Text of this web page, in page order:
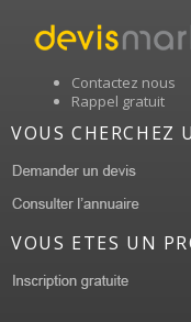
Contactez nous
Rappel gratuit
VOUS CHERCHEZ
VOUS ETES UN